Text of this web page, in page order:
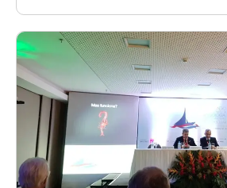
Daniel Benitti e à direita Dr.
Fernandes Costa)